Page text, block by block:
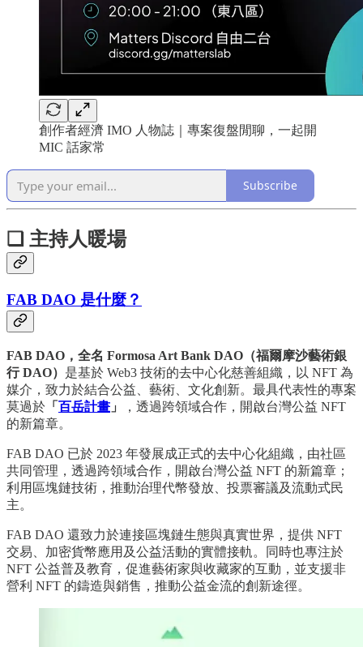
創作者經濟 IMO 人物誌｜專案復盤閒聊，一起開
MIC 話家常
Subscribe
❏ 主持人暖場
FAB DAO 是什麼？
FAB DAO，全名 Formosa Art Bank DAO（福爾摩沙藝術銀
行 DAO） 是基於 Web3 技術的去中心化慈善組織，以 NFT 為
媒介，致力於結合公益、藝術、文化創新。最具代表性的專案
莫過於 「 百岳計畫 」
，透過跨領域合作，開啟台灣公益 NFT
的新篇章。
FAB DAO 已於 2023 年發展成正式的去中心化組織，由社區
共同管理，透過跨領域合作，開啟台灣公益 NFT 的新篇章；
利用區塊鏈技術，推動治理代幣發放、投票審議及流動式民
主。
FAB DAO 還致力於連接區塊鏈生態與真實世界，提供 NFT
交易、加密貨幣應用及公益活動的實體接軌。同時也專注於
NFT 公益普及教育，促進藝術家與收藏家的互動，並支援非
營利 NFT 的鑄造與銷售，推動公益金流的創新途徑。